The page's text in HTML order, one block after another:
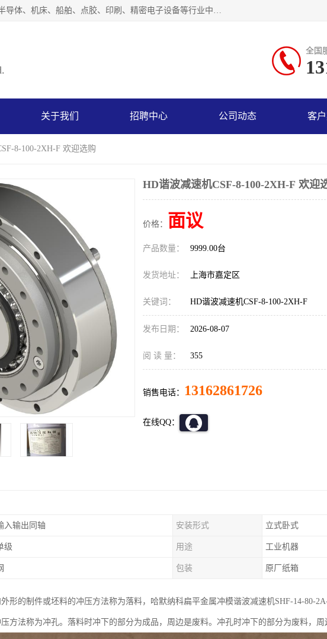
上海浜田实业有限公司专业致力于传动控制行业。面向工业机器人、半导体、机床、船舶、点胶、印刷、精密电子设备等行业中的运动控制技术。为日本哈默纳科（HarmonicDrive简称HD）中国地区定代理商，其生产的HarmonicDrive谐波减速机，具有轻量、小型、传动效率高、减速范围广、精度高等特点，被广泛应用于各种传动系统中。完善的技术，完善的售后，让您的选择无后顾之忧，欢迎您的来电洽谈！
全国
关于我们 招聘中心 公司动态 客
8-100-2XH-F 欢迎选购
HD谐波减速机CSF-8-100-2XH-F 欢迎
价格： 面议
产品数量： 9999.00台
发货地址： 上海市嘉定区
关键词： HD谐波减速机CSF-8-100-2XH-F
发布日期： 2026-08-07
阅 读 量： 355
销售电话： 13162861726
在线QQ：
入输出同轴 安装形式 立式卧式
级 用途 工业机器
包装 原厂纸箱
形的制件或坯料的冲压方法称为落料，哈默纳科扁平金属冲模谐波减速机SHF-14-80-
方法称为冲孔。落料时冲下的部分为成品，周边是废料。冲孔时冲下的部分为废料，周